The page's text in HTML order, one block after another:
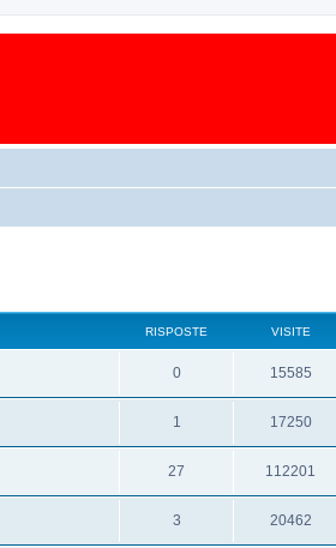
RISPOSTE VISITE
0 15585
1 17250
27 112201
3 20462